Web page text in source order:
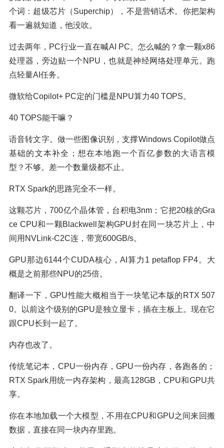
个词：超级芯片（Superchip），不是营销话术。你把架构
看一遍就知道，他没吹。
过去两年，PC行业一直在喊AI PC。怎么喊的？拿一颗x86
处理器，旁边贴一个NPU，也就是神经网络处理单元。跑
点轻量AI任务。
微软给Copilot+ PC定的门槛是NPU算力40 TOPS。
40 TOPS能干嘛？
语音转文字。做一些图像识别，支撑Windows Copilot做点
基础的文本补全；想在本地跑一个百亿参数的大语言模
型？不够。差一个数量级都不止。
RTX Spark的思路完全不一样。
这颗芯片，700亿个晶体管，台积电3nm；它把20核的Gra
ce CPU和一颗Blackwell架构GPU封在同一块芯片上，中
间用NVLink-C2C连，带宽600GB/s。
GPU那边6144个CUDA核心，AI算力1 petaflop FP4。大
概是之前那些NPU的25倍。
翻译一下，GPU性能大概相当于一块笔记本版的RTX 507
0。以前这个级别的GPU是独立显卡，插在主板上。现在它
跟CPU长到一起了。
内存也改了。
传统笔记本，CPU一份内存，GPU一份内存，各跑各的；
RTX Spark用统一内存架构，最高128GB，CPU和GPU共
享。
你在本地加载一个大模型，不用在CPU和GPU之间来回搬
数据，直接在同一块内存里跑。